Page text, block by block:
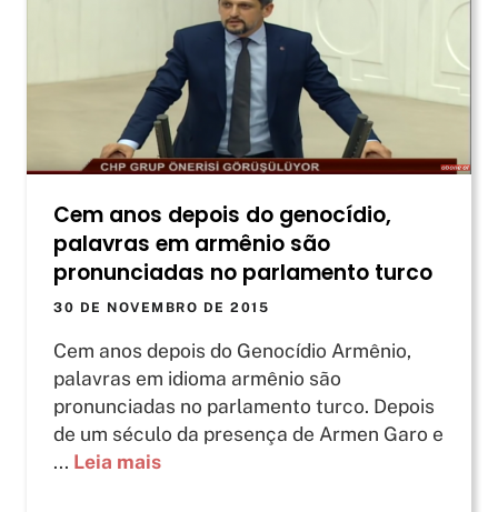
Cem anos depois do genocídio,
palavras em armênio são
pronunciadas no parlamento turco
30 DE NOVEMBRO DE 2015
Cem anos depois do Genocídio Armênio,
palavras em idioma armênio são
pronunciadas no parlamento turco. Depois
de um século da presença de Armen Garo e
... Leia mais